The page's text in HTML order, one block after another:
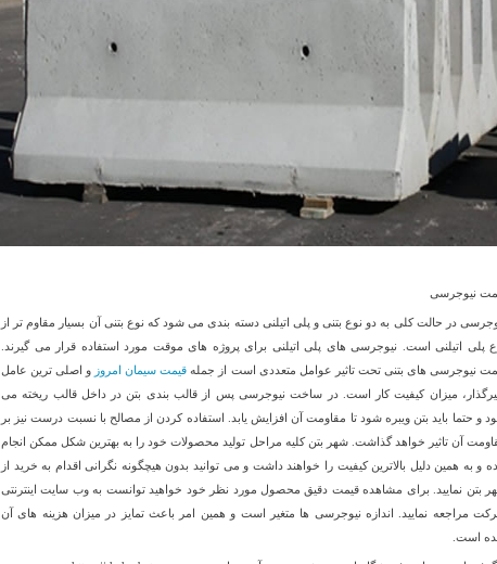
نیوجرسی
در حالت کلی به دو نوع بتنی و پلی اتیلنی دسته بندی می شود که نوع بتنی آن بسیار مقاوم تر از
پلی اتیلنی است. نیوجرسی های پلی اتیلنی برای پروژه های موقت مورد استفاده قرار می گیرند.
نیوجرسی های بتنی تحت تاثیر عوامل متعددی است از جمله قیمت سیمان امروز و اصلی ترین عامل
میزان کیفیت کار است. در ساخت نیوجرسی پس از قالب بندی بتن در داخل قالب ریخته می
و حتما باید بتن ویبره شود تا مقاومت آن افزایش یابد. استفاده کردن از مصالح با نسبت درست نیز بر
آن تاثیر خواهد گذاشت. شهر بتن کلیه مراحل تولید محصولات خود را به بهترین شکل ممکن انجام
و به همین دلیل بالاترین کیفیت را خواهند داشت و می توانید بدون هیچگونه نگرانی اقدام به خرید از
بتن نمایید. برای مشاهده قیمت دقیق محصول مورد نظر خود خواهید توانست به وب سایت اینترنتی
مراجعه نمایید. اندازه نیوجرسی ها متغیر است و همین امر باعث تمایز در میزان هزینه های آن
است.